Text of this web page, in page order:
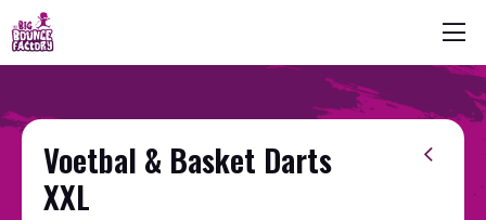
Voetbal & Basket Darts
XXL